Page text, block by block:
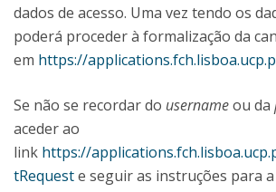
dados de acesso. Uma vez tendo os
poderá proceder à formalização da
em https://
Se não se recordar do usernameou da
aceder ao
link https://
tRequeste seguir as instruções para